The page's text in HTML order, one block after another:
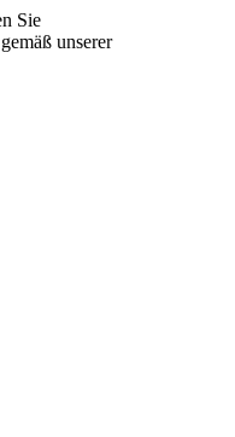
Sie
unserer